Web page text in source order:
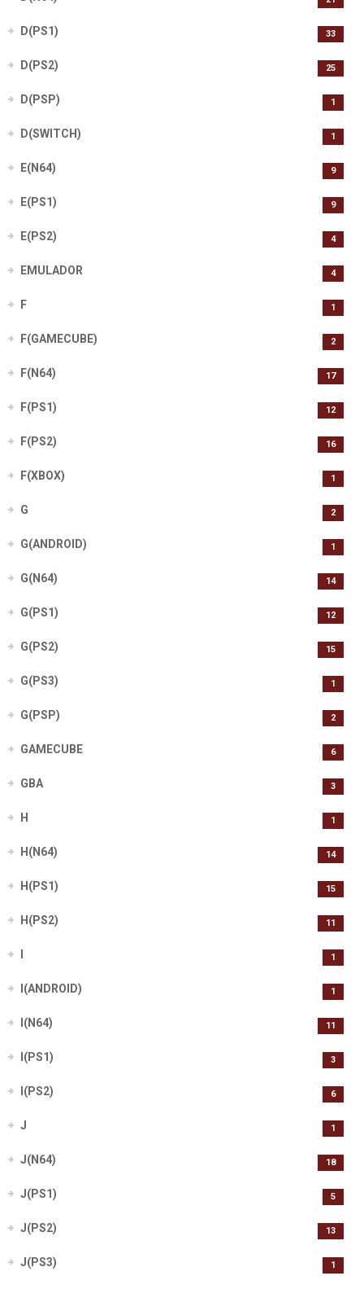
D(PS1) 33
D(PS2) 25
D(PSP) 1
D(SWITCH) 1
E(N64) 9
E(PS1) 9
E(PS2) 4
EMULADOR 4
F 1
F(GAMECUBE) 2
F(N64) 17
F(PS1) 12
F(PS2) 16
F(XBOX) 1
G 2
G(ANDROID) 1
G(N64) 14
G(PS1) 12
G(PS2) 15
G(PS3) 1
G(PSP) 2
GAMECUBE 6
GBA 3
H 1
H(N64) 14
H(PS1) 15
H(PS2) 11
1
I(ANDROID) 1
I(N64) 11
I(PS1) 3
I(PS2) 6
J 1
J(N64) 18
J(PS1) 5
J(PS2) 13
J(PS3) 1